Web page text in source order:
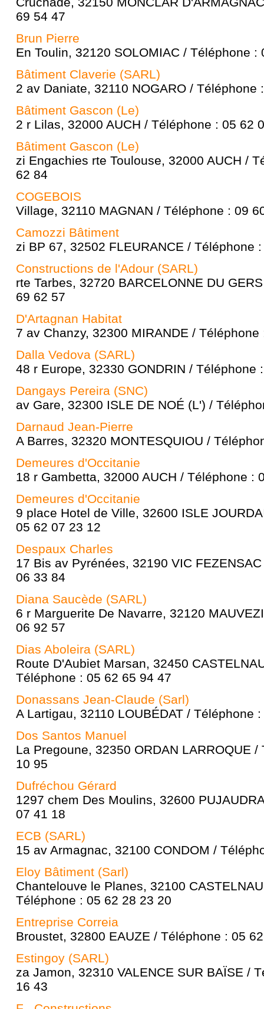
69 54 47
Brun Pierre
En Toulin, 32120 SOLOMIAC / Téléphone :
Bâtiment Claverie (SARL)
2 av Daniate, 32110 NOGARO / Téléphone
Bâtiment Gascon (Le)
2 r Lilas, 32000 AUCH / Téléphone : 05 62
Bâtiment Gascon (Le)
zi Engachies rte Toulouse, 32000 AUCH /
62 84
COGEBOIS
Village, 32110 MAGNAN / Téléphone : 09
Camozzi Bâtiment
zi BP 67, 32502 FLEURANCE / Téléphone
Constructions de l'Adour (SARL)
rte Tarbes, 32720 BARCELONNE DU
69 62 57
D'Artagnan Habitat
7 av Chanzy, 32300 MIRANDE /
Dalla Vedova (SARL)
48 r Europe, 32330 GONDRIN / Téléphone
Dangays Pereira (SNC)
av Gare, 32300 ISLE DE NOÉ (L') /
Darnaud Jean-Pierre
A Barres, 32320 MONTESQUIOU /
Demeures d'Occitanie
18 r Gambetta, 32000 AUCH / Téléphone :
Demeures d'Occitanie
9 place Hotel de Ville, 32600 ISLE
05 62 07 23 12
Despaux Charles
17 Bis av Pyrénées, 32190 VIC
06 33 84
Diana Saucède (SARL)
6 r Marguerite De Navarre, 32120
06 92 57
Dias Aboleira (SARL)
Route D'Aubiet Marsan, 32450
Téléphone : 05 62 65 94 47
Donassans Jean-Claude (Sarl)
A Lartigau, 32110 LOUBÉDAT / Téléphone
Dos Santos Manuel
La Pregoune, 32350 ORDAN LARROQUE
10 95
Dufréchou Gérard
1297 chem Des Moulins, 32600
07 41 18
ECB (SARL)
15 av Armagnac, 32100 CONDOM /
Eloy Bâtiment (Sarl)
Chantelouve le Planes, 32100
Téléphone : 05 62 28 23 20
Entreprise Correia
Broustet, 32800 EAUZE / Téléphone : 05
Estingoy (SARL)
za Jamon, 32310 VALENCE SUR BAÏSE /
16 43